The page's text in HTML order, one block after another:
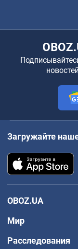
Загружайте
OBOZ.UA
Мир
Расследования